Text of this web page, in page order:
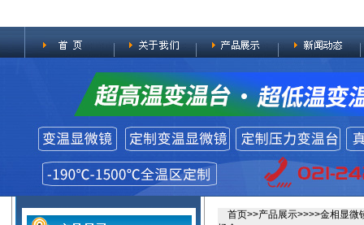
首页>>产品展示>>>>金相显微